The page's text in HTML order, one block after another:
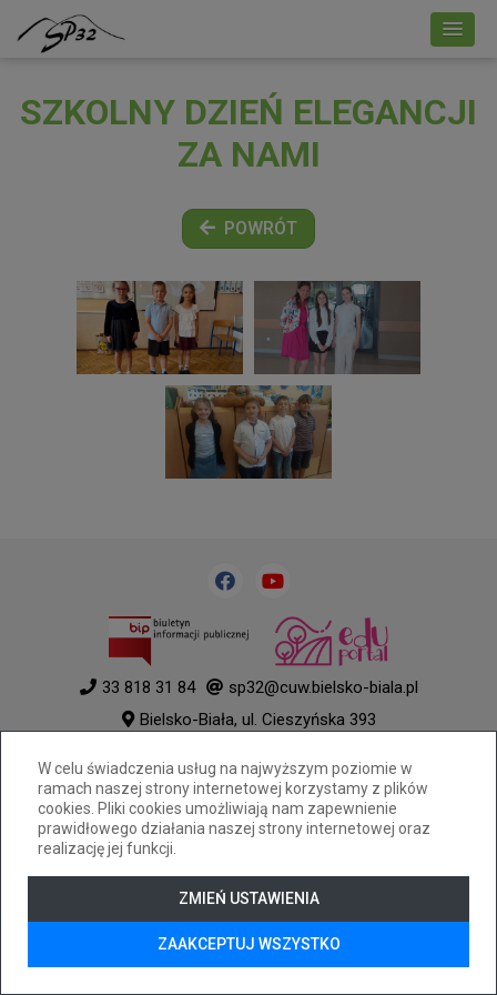
W celu świadczenia usług na najwyższym poziomie w
ramach naszej strony internetowej korzystamy z plików
cookies. Pliki cookies umożliwiają nam zapewnienie
prawidłowego działania naszej strony internetowej oraz
realizację jej funkcji.
ZMIEŃ USTAWIENIA
ZAAKCEPTUJ WSZYSTKO
SZKOLNY DZIEŃ ELEGANCJI
ZA NAMI
POWRÓT
33 818 31 84
sp32@cuw.bielsko-biala.pl
Bielsko-Biała, ul. Cieszyńska 393
Tryb wysokiego kontrastu
+
++
+++
© 2026WizjaNetWszystkie prawa zastrzeżone.